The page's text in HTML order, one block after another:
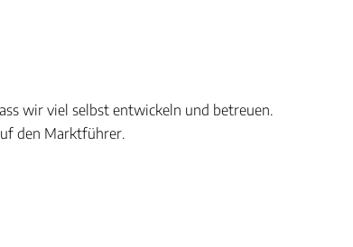
wir viel selbst entwickeln und betreuen.
den Marktführer.